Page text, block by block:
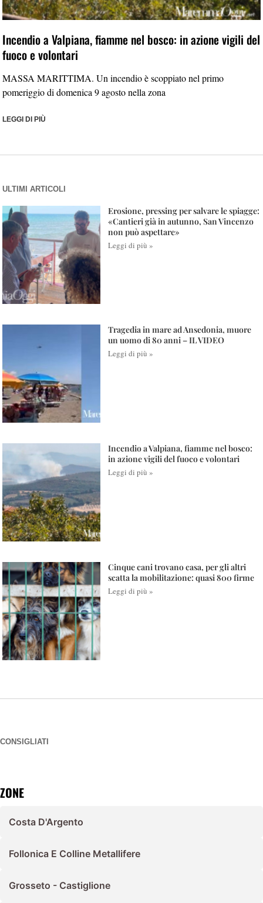
Incendio a Valpiana, fiamme nel bosco: in azione vigili del
fuoco e volontari
MASSA MARITTIMA. Un incendio è scoppiato nel primo
pomeriggio di domenica 9 agosto nella zona
LEGGI DI PIÙ
ULTIMI ARTICOLI
Erosione, pressing per salvare le spiagge:
«Cantieri già in autunno, San Vincenzo
non può aspettare»
Leggi di più »
Tragedia in mare ad Ansedonia, muore
un uomo di 80 anni – IL VIDEO
Leggi di più »
Incendio a Valpiana, fiamme nel bosco:
in azione vigili del fuoco e volontari
Leggi di più »
Cinque cani trovano casa, per gli altri
scatta la mobilitazione: quasi 800 firme
Leggi di più »
CONSIGLIATI
ZONE
Costa D'Argento
Follonica E Colline Metallifere
Grosseto - Castiglione